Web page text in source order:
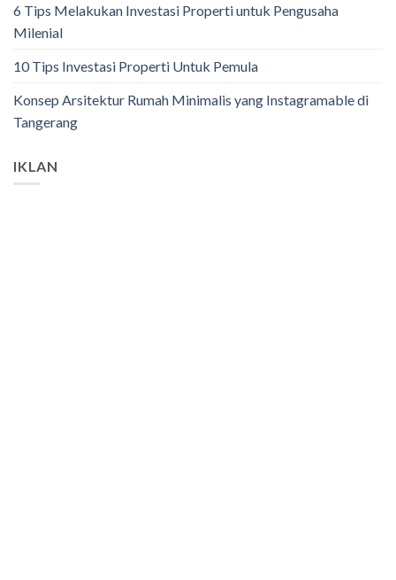
6 Tips Melakukan Investasi Properti untuk Pengusaha
Milenial
10 Tips Investasi Properti Untuk Pemula
Konsep Arsitektur Rumah Minimalis yang Instagramable di
Tangerang
IKLAN